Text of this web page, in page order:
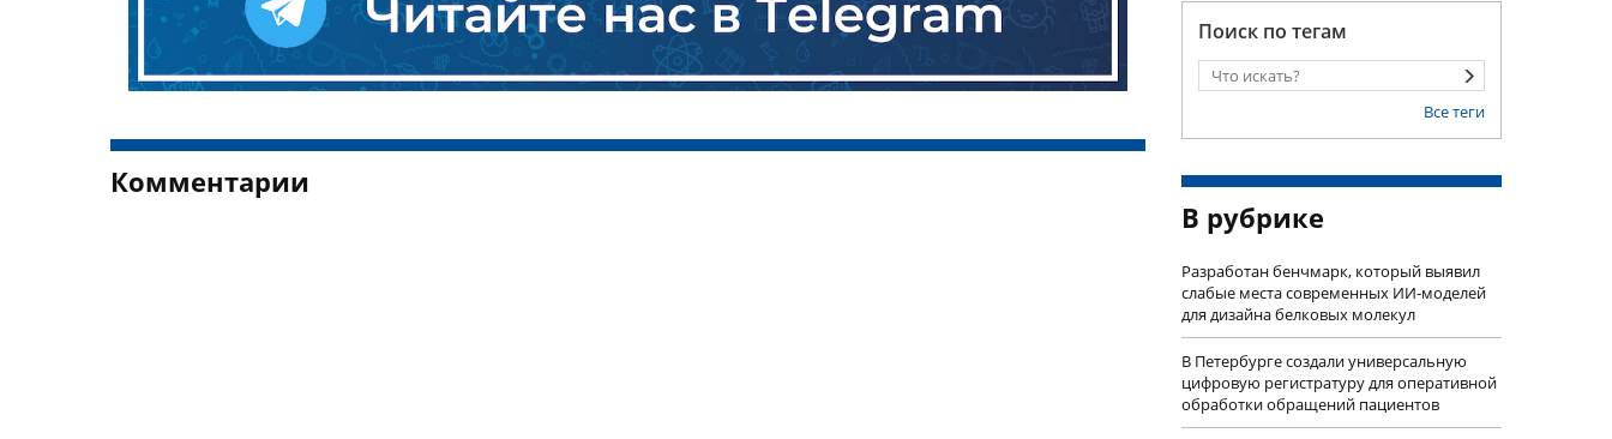
Комментарии
Поиск по тегам
Все теги
В рубрике
Разработан бенчмарк, который выявил
слабые места современных ИИ-моделей
для дизайна белковых молекул
В Петербурге создали универсальную
цифровую регистратуру для оперативной
обработки обращений пациентов